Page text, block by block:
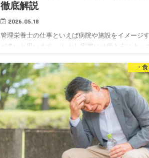
徹底解説
2026.05.18
管理栄養士の仕事といえば病院や施設をイメージ
が多いと思います。 しかし実際には働き方によっ
す。 「自分に合った仕事が見つからない」 「資格
したいけど何…
・